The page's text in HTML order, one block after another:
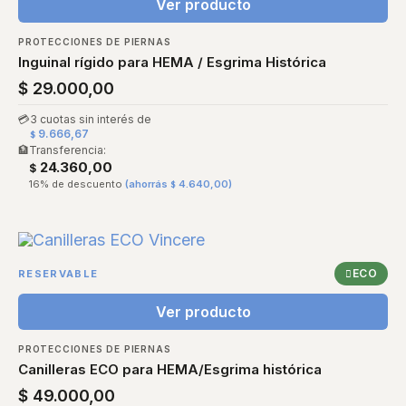
Ver producto
PROTECCIONES DE PIERNAS
Inguinal rígido para HEMA / Esgrima Histórica
$ 29.000,00
💳3 cuotas sin interés de
$ 9.666,67
🏦Transferencia:
$ 24.360,00
16% de descuento (ahorrás $ 4.640,00)
RESERVABLE ECO
Ver producto
PROTECCIONES DE PIERNAS
Canilleras ECO para HEMA/Esgrima histórica
$ 49.000,00